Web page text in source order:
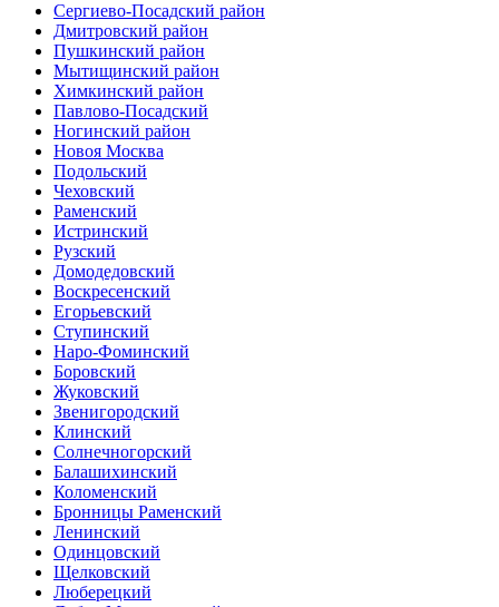
Сергиево-Посадский район
Дмитровский район
Пушкинский район
Мытищинский район
Химкинский район
Павлово-Посадский
Ногинский район
Новоя Москва
Подольский
Чеховский
Раменский
Истринский
Рузский
Домодедовский
Воскресенский
Егорьевский
Ступинский
Наро-Фоминский
Боровский
Жуковский
Звенигородский
Клинский
Солнечногорский
Балашихинский
Коломенский
Бронницы Раменский
Ленинский
Одинцовский
Щелковский
Люберецкий